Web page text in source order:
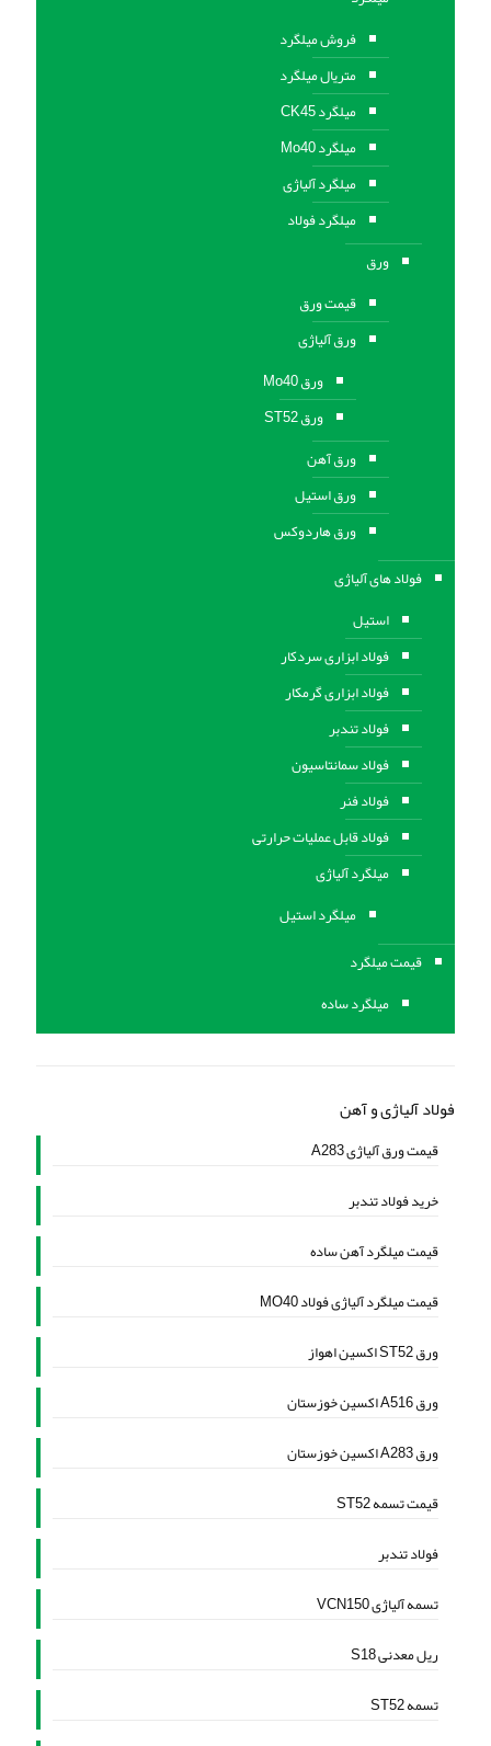
فروش میلگرد
متریال میلگرد
میلگرد CK45
میلگرد Mo40
میلگرد آلیاژی
میلگرد فولاد
ورق
قیمت ورق
ورق آلیاژی
ورق Mo40
ورق ST52
ورق آهن
ورق استيل
ورق هاردوکس
فولاد های آلیاژی
استیل
فولاد ابزاری سردکار
فولاد ابزاری گرمکار
فولاد تندبر
فولاد سمانتاسیون
فولاد فنر
فولاد قابل عملیات حرارتی
ميلگرد آلیاژی
میلگرد استیل
قیمت میلگرد
میلگرد ساده
فولاد آلیاژی و آهن
قیمت ورق آلیاژی A283
خرید فولاد تندبر
قیمت میلگرد آهن ساده
قیمت میلگرد آلیاژی فولاد MO40
ورق ST52 اکسین اهواز
ورق A516 اکسین خوزستان
ورق A283 اکسین خوزستان
قیمت تسمه ST52
فولاد تندبر
تسمه آلیاژی VCN150
ریل معدنی S18
تسمه ST52